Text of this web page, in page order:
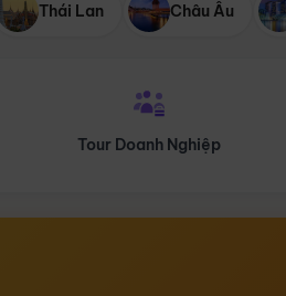
Thái Lan Châu Âu
Du lịch Hành Hương